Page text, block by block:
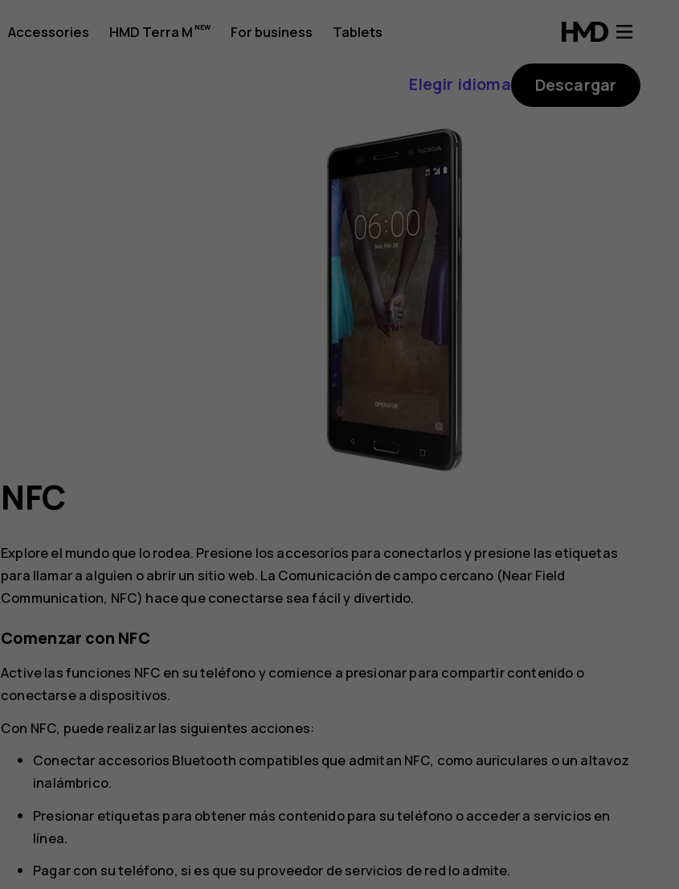
Accessories HMD Terra M For business Tablets
Elegir idioma Descargar
NFC
Explore el mundo que lo rodea. Presione los accesorios para conectarlos y presione las etiquetas
para llamar a alguien o abrir un sitio web. La Comunicación de campo cercano (Near Field
Communication, NFC) hace que conectarse sea fácil y divertido.
Comenzar con NFC
Active las funciones NFC en su teléfono y comience a presionar para compartir contenido o
conectarse a dispositivos.
Con NFC, puede realizar las siguientes acciones:
Conectar accesorios Bluetooth compatibles que admitan NFC, como auriculares o un altavoz
inalámbrico.
Presionar etiquetas para obtener más contenido para su teléfono o acceder a servicios en
línea.
Pagar con su teléfono, si es que su proveedor de servicios de red lo admite.